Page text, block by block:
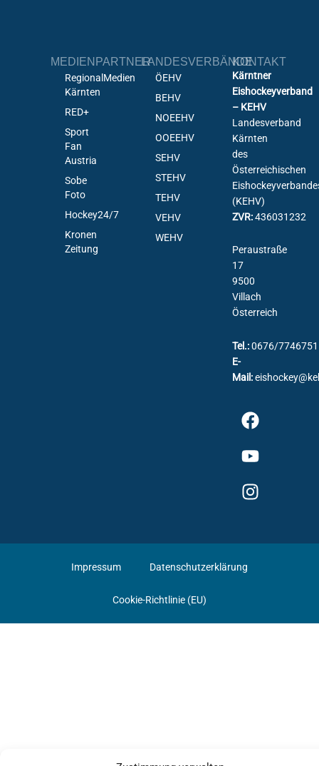
MEDIENPARTNER
RegionalMedien
Kärnten
RED+
Sport
Fan
Austria
Sobe
Foto
Hockey24/7
Kronen
Zeitung
LANDESVERBÄNDE
ÖEHV
BEHV
NOEEHV
OOEEHV
SEHV
STEHV
TEHV
VEHV
WEHV
KONTAKT
Kärntner
Eishockeyverband
– KEHV
Landesverband
Kärnten
des
Österreichischen
(KEHV)
ZVR:436031232
Peraustraße
17
9500
Villach
Österreich
Tel.:0676/7746751
E-
Mail:
Impressum Datenschutzerklärung
Cookie-Richtlinie (EU)